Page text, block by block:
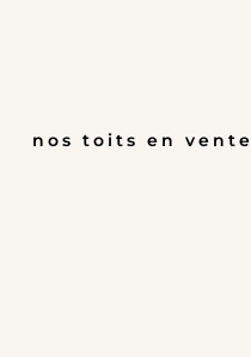
nos toits en vente